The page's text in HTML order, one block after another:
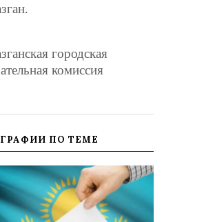
.
городская
комиссия
ПО ТЕМЕ